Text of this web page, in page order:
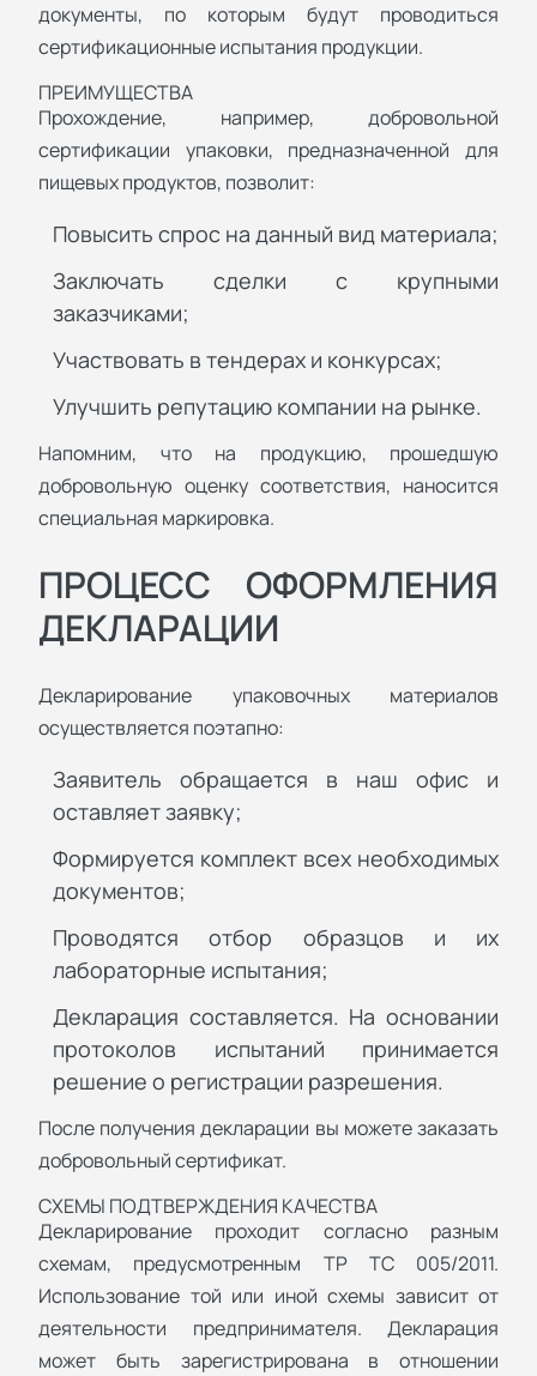
документы, по которым будут проводиться
сертификационные испытания продукции.
ПРЕИМУЩЕСТВА
Прохождение, например, добровольной
сертификации упаковки, предназначенной для
пищевых продуктов, позволит:
Повысить спрос на данный вид материала;
Заключать сделки с крупными
заказчиками;
Участвовать в тендерах и конкурсах;
Улучшить репутацию компании на рынке.
Напомним, что на продукцию, прошедшую
добровольную оценку соответствия, наносится
специальная маркировка.
ПРОЦЕСС ОФОРМЛЕНИЯ
ДЕКЛАРАЦИИ
Декларирование упаковочных материалов
осуществляется поэтапно:
Заявитель обращается в наш офис и
оставляет заявку;
Формируется комплект всех необходимых
документов;
Проводятся отбор образцов и их
лабораторные испытания;
Декларация составляется. На основании
протоколов испытаний принимается
решение о регистрации разрешения.
После получения декларации вы можете заказать
добровольный сертификат.
СХЕМЫ ПОДТВЕРЖДЕНИЯ КАЧЕСТВА
Декларирование проходит согласно разным
схемам, предусмотренным ТР ТС 005/2011.
Использование той или иной схемы зависит от
деятельности предпринимателя. Декларация
может быть зарегистрирована в отношении